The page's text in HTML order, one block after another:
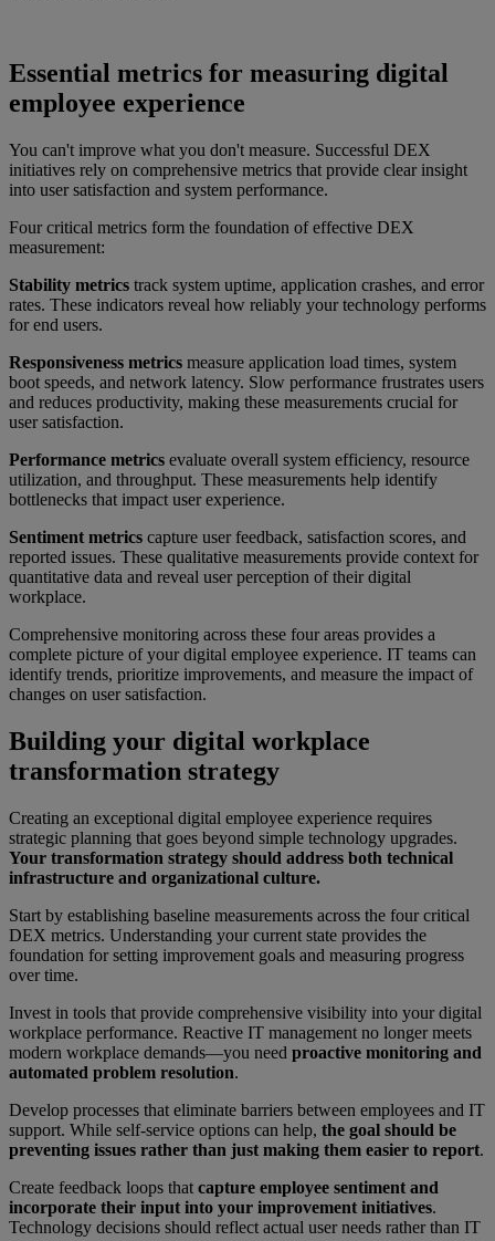
Essential metrics for measuring digital
employee experience
You can't improve what you don't measure. Successful DEX
initiatives rely on comprehensive metrics that provide clear insight
into user satisfaction and system performance.
Four critical metrics form the foundation of effective DEX
measurement:
Stability metrics track system uptime, application crashes, and error
rates. These indicators reveal how reliably your technology performs
for end users.
Responsiveness metrics measure application load times, system
boot speeds, and network latency. Slow performance frustrates users
and reduces productivity, making these measurements crucial for
user satisfaction.
Performance metrics evaluate overall system efficiency, resource
utilization, and throughput. These measurements help identify
bottlenecks that impact user experience.
Sentiment metrics capture user feedback, satisfaction scores, and
reported issues. These qualitative measurements provide context for
quantitative data and reveal user perception of their digital
workplace.
Comprehensive monitoring across these four areas provides a
complete picture of your digital employee experience. IT teams can
identify trends, prioritize improvements, and measure the impact of
changes on user satisfaction.
Building your digital workplace
transformation strategy
Creating an exceptional digital employee experience requires
strategic planning that goes beyond simple technology upgrades.
Your transformation strategy should address both technical
infrastructure and organizational culture.
Start by establishing baseline measurements across the four critical
DEX metrics. Understanding your current state provides the
foundation for setting improvement goals and measuring progress
over time.
Invest in tools that provide comprehensive visibility into your digital
workplace performance. Reactive IT management no longer meets
modern workplace demands—you need proactive monitoring and
automated problem resolution.
Develop processes that eliminate barriers between employees and IT
support. While self-service options can help, the goal should be
preventing issues rather than just making them easier to report.
Create feedback loops that capture employee sentiment and
incorporate their input into your improvement initiatives.
Technology decisions should reflect actual user needs rather than IT